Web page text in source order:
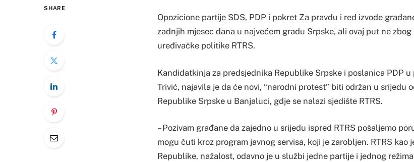
SHARE
Opozicione partije SDS, PDP i pokret Za pravdu i red izvode
zadnjih mjesec dana u najvećem gradu Srpske, ali ovaj put ne
uređivačke politike RTRS.
Kandidatkinja za predsjednika Republike Srpske i poslanica PDP u
Trivić, najavila je da će novi, “narodni protest” biti održan u srijedu
Republike Srpske u Banjaluci, gdje se nalazi sjedište RTRS.
– Pozivam građane da zajedno u srijedu ispred RTRS pošaljemo
mogu čuti kroz program javnog servisa, koji je zarobljen. RTRS kao
Republike, nažalost, odavno je u službi jedne partije i jednog